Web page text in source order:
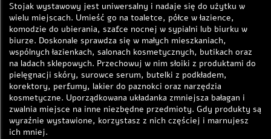
Stojak wystawowy jest uniwersalny i nadaje się do użytku w
wielu miejscach. Umieść go na toaletce, półce w łazience,
komodzie do ubierania, szafce nocnej w sypialni lub biurku w
biurze. Doskonale sprawdza się w małych mieszkaniach,
wspólnych łazienkach, salonach kosmetycznych, butikach oraz
na ladach sklepowych. Przechowuj w nim słoiki z produktami do
pielęgnacji skóry, surowce serum, butelki z podkładem,
korektory, perfumy, lakier do paznokci oraz narzędzia
kosmetyczne. Uporządkowana układanka zmniejsza bałagan i
zwalnia miejsce na inne niezbędne przedmioty. Gdy produkty są
wyraźnie wystawione, korzystasz z nich częściej i marnujesz
ich mniej.